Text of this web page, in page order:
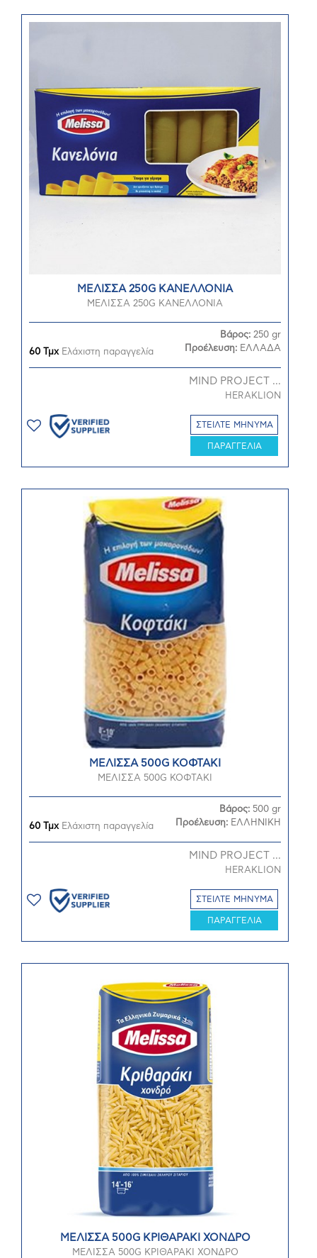
ΜΕΛΙΣΣΑ 250G ΚΑΝΕΛΛΟΝΙΑ
ΜΕΛΙΣΣΑ 250G ΚΑΝΕΛΛΟΝΙΑ
60 ΤμχΕλάχιστη παραγγελία
Βάρος: 250 gr
Προέλευση: ΕΛΛΑΔΑ
MIND PROJECT ...
HERAKLION
ΣΤΕΙΛΤΕ ΜΗΝΥΜΑ
ΠΑΡΑΓΓΕΛΙΑ
ΜΕΛΙΣΣΑ 500G ΚΟΦΤΑΚΙ
ΜΕΛΙΣΣΑ 500G ΚΟΦΤΑΚΙ
60 ΤμχΕλάχιστη παραγγελία
Βάρος: 500 gr
Προέλευση: ΕΛΛΗΝΙΚΗ
MIND PROJECT ...
HERAKLION
ΣΤΕΙΛΤΕ ΜΗΝΥΜΑ
ΠΑΡΑΓΓΕΛΙΑ
ΜΕΛΙΣΣΑ 500G ΚΡΙΘΑΡΑΚΙ ΧΟΝΔΡΟ
ΜΕΛΙΣΣΑ 500G ΚΡΙΘΑΡΑΚΙ ΧΟΝΔΡΟ